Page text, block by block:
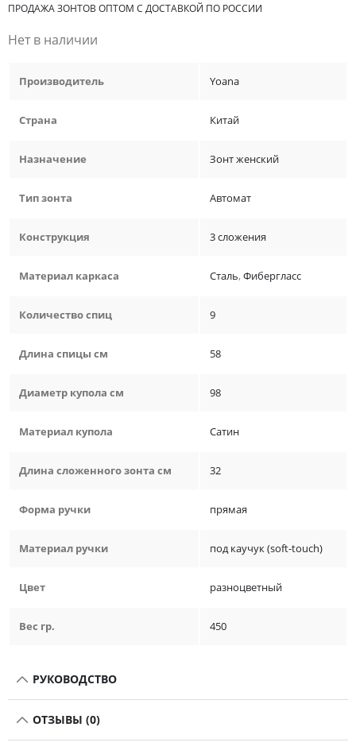
ПРОДАЖА ЗОНТОВ ОПТОМ С ДОСТАВКОЙ ПО РОССИИ
Нет в наличии
Производитель Yoana
Страна Китай
Назначение Зонт женский
Тип зонта Автомат
Конструкция 3 сложения
Материал каркаса Сталь,Фибергласс
Количество спиц 9
Длина спицы см 58
Диаметр купола см 98
Материал купола Сатин
Длина сложенного зонта см 32
Форма ручки прямая
Материал ручки под каучук (soft-touch)
Цвет разноцветный
Вес гр. 450
РУКОВОДСТВО
ОТЗЫВЫ (0)